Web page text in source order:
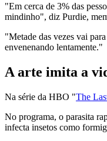
"Em cerca de 3% das
mindinho", diz Purdie,
"Metade das vezes vai
envenenando lentamente."
A arte imita a
Na série da HBO "The
No programa, o parasita
infecta insetos como